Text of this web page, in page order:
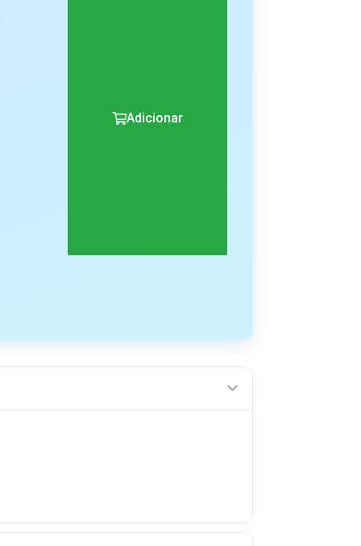
Adicionar